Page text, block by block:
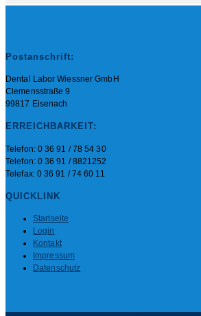
Postanschrift:
Dental Labor Wiessner GmbH
Clemensstraße 9
99817 Eisenach
ERREICHBARKEIT:
Telefon: 0 36 91 / 78 54 30
Telefon: 0 36 91 / 8821252
Telefax: 0 36 91 / 74 60 11
QUICKLINK
Startseite
Login
Kontakt
Impressum
Datenschutz